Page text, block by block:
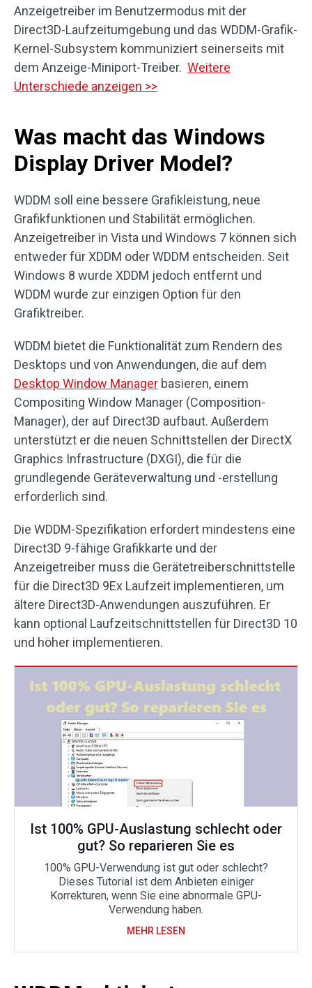
Anzeigetreiber im Benutzermodus mit der
Direct3D-Laufzeitumgebung und das WDDM-Grafik-
Kernel-Subsystem kommuniziert seinerseits mit
dem Anzeige-Miniport-Treiber. Weitere
Unterschiede anzeigen >>
Was macht das Windows
Display Driver Model?
WDDM soll eine bessere Grafikleistung, neue
Grafikfunktionen und Stabilität ermöglichen.
Anzeigetreiber in Vista und Windows 7 können sich
entweder für XDDM oder WDDM entscheiden. Seit
Windows 8 wurde XDDM jedoch entfernt und
WDDM wurde zur einzigen Option für den
Grafiktreiber.
WDDM bietet die Funktionalität zum Rendern des
Desktops und von Anwendungen, die auf dem
Desktop Window Manager basieren, einem
Compositing Window Manager (Composition-
Manager), der auf Direct3D aufbaut. Außerdem
unterstützt er die neuen Schnittstellen der DirectX
Graphics Infrastructure (DXGI), die für die
grundlegende Geräteverwaltung und -erstellung
erforderlich sind.
Die WDDM-Spezifikation erfordert mindestens eine
Direct3D 9-fähige Grafikkarte und der
Anzeigetreiber muss die Gerätetreiberschnittstelle
für die Direct3D 9Ex Laufzeit implementieren, um
ältere Direct3D-Anwendungen auszuführen. Er
kann optional Laufzeitschnittstellen für Direct3D 10
und höher implementieren.
Ist 100% GPU-Auslastung schlecht oder
gut? So reparieren Sie es
100% GPU-Verwendung ist gut oder schlecht?
Dieses Tutorial ist dem Anbieten einiger
Korrekturen, wenn Sie eine abnormale GPU-
Verwendung haben.
MEHR LESEN